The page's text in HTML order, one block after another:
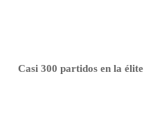
Casi 300 partidos en la élite